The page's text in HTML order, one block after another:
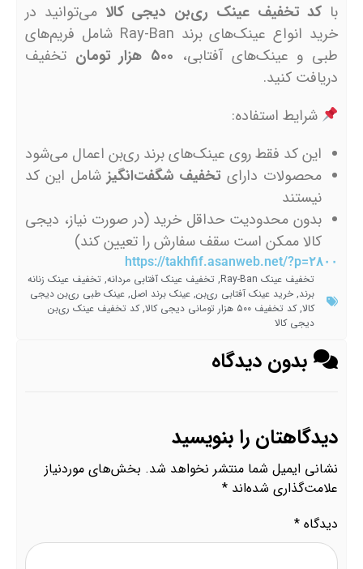
با کد تخفیف عینک ری‌بن دیجی کالا می‌توانید در
خرید انواع عینک‌های برند Ray-Ban شامل فریم‌های
طبی و عینک‌های آفتابی، ۵۰۰ هزار تومان
تخفیف
دریافت کنید.
شرایط استفاده:
این کد فقط روی عینک‌های برند ری‌بن اعمال می‌شود
محصولات دارای تخفیف شگفت‌انگیز شامل این کد
نیستند
بدون محدودیت حداقل خرید (در صورت نیاز، دیجی
کالا ممکن است سقف سفارش را تعیین کند)
https://takhfif.asanweb.net/?p=۲۸۰۰
تخفیف عینک Ray-Ban
, تخفیف عینک آفتابی مردانه, تخفیف عینک زنانه
برند, خرید عینک آفتابی ری‌بن, عینک برند اصل, عینک طبی ری‌بن دیجی
کالا,کد تخفیف ۵۰۰ هزار تومانی دیجی کالا ,کد تخفیف عینک ری‌بن
دیجی کالا
بدون دیدگاه
دیدگاهتان را بنویسید
نشانی ایمیل شما منتشر نخواهد شد. بخش‌های موردنیاز
علامت‌گذاری شده‌اند *
دیدگاه *